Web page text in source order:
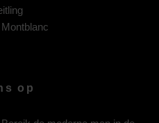
Montblanc
op